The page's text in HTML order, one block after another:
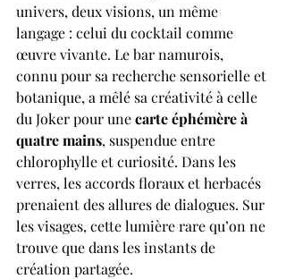
univers, deux visions, un même
langage : celui du cocktail comme
œuvre vivante. Le bar namurois,
connu pour sa recherche sensorielle et
botanique, a mêlé sa créativité à celle
du Joker pour une carte éphémère à
quatre mains, suspendue entre
chlorophylle et curiosité. Dans les
verres, les accords floraux et herbacés
prenaient des allures de dialogues. Sur
les visages, cette lumière rare qu’on ne
trouve que dans les instants de
création partagée.